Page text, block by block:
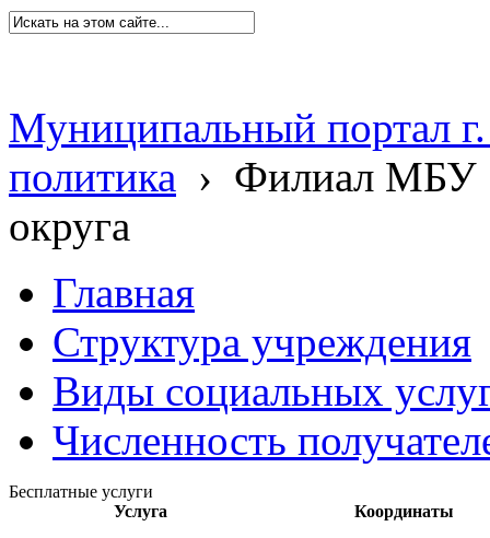
Муниципальный портал
политика › Филиал МБУ
округа
Главная
Структура учреждения
Виды социальных
Численность
Бесплатные услуги
Услуга
Координаты